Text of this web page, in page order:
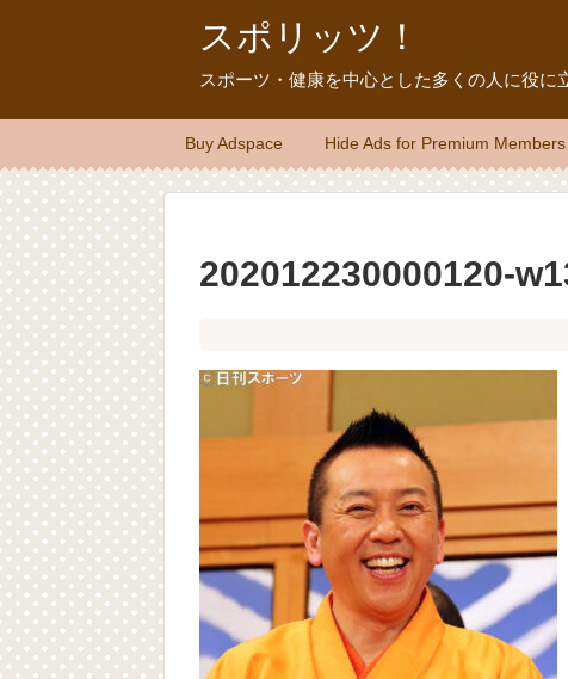
スポリッツ！
スポーツ・健康を中心とした多くの人に役に
Buy Adspace Hide Ads for Premium Members
202012230000120-